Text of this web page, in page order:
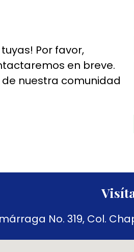
Por favor,
en breve.
nuestra comunidad
No. 319, Col.